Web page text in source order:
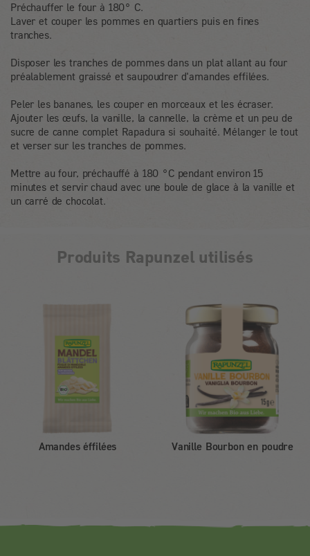
Préchauffer le four à 180° C.
Laver et couper les pommes en quartiers puis en fines
tranches.
Disposer les tranches de pommes dans un plat allant au four
préalablement graissé et saupoudrer d'amandes effilées.
Peler les bananes, les couper en morceaux et les écraser.
Ajouter les œufs, la vanille, la cannelle, la crème et un peu de
sucre de canne complet Rapadura si souhaité. Mélanger le tout
et verser sur les tranches de pommes.
Mettre au four, préchauffé à 180 °C pendant environ 15
minutes et servir chaud avec une boule de glace à la vanille et
un carré de chocolat.
Produits Rapunzel utilisés
Amandes éffilées Vanille Bourbon en poudre